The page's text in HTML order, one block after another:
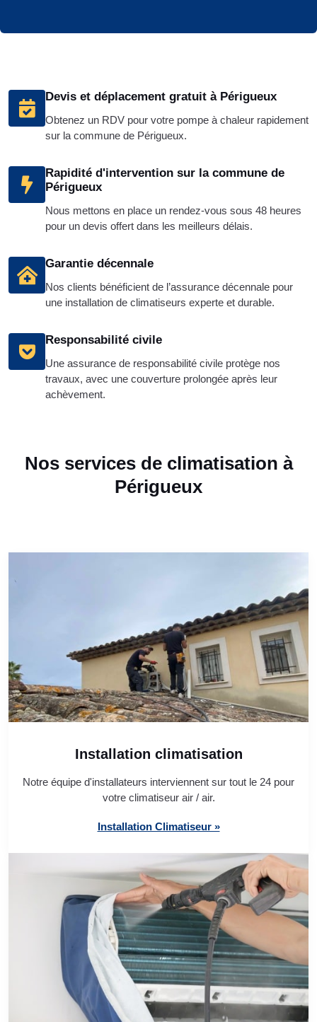
Devis et déplacement gratuit à Périgueux
Obtenez un RDV pour votre pompe à chaleur rapidement
sur la commune de Périgueux.
Rapidité d'intervention sur la commune de
Périgueux
Nous mettons en place un rendez-vous sous 48 heures
pour un devis offert dans les meilleurs délais.
Garantie décennale
Nos clients bénéficient de l’assurance décennale pour
une installation de climatiseurs experte et durable.
Responsabilité civile
Une assurance de responsabilité civile protège nos
travaux, avec une couverture prolongée après leur
achèvement.
Nos services de climatisation à
Périgueux
Installation climatisation
Notre équipe d'installateurs interviennent sur tout le 24 pour
votre climatiseur air / air.
Installation Climatiseur »